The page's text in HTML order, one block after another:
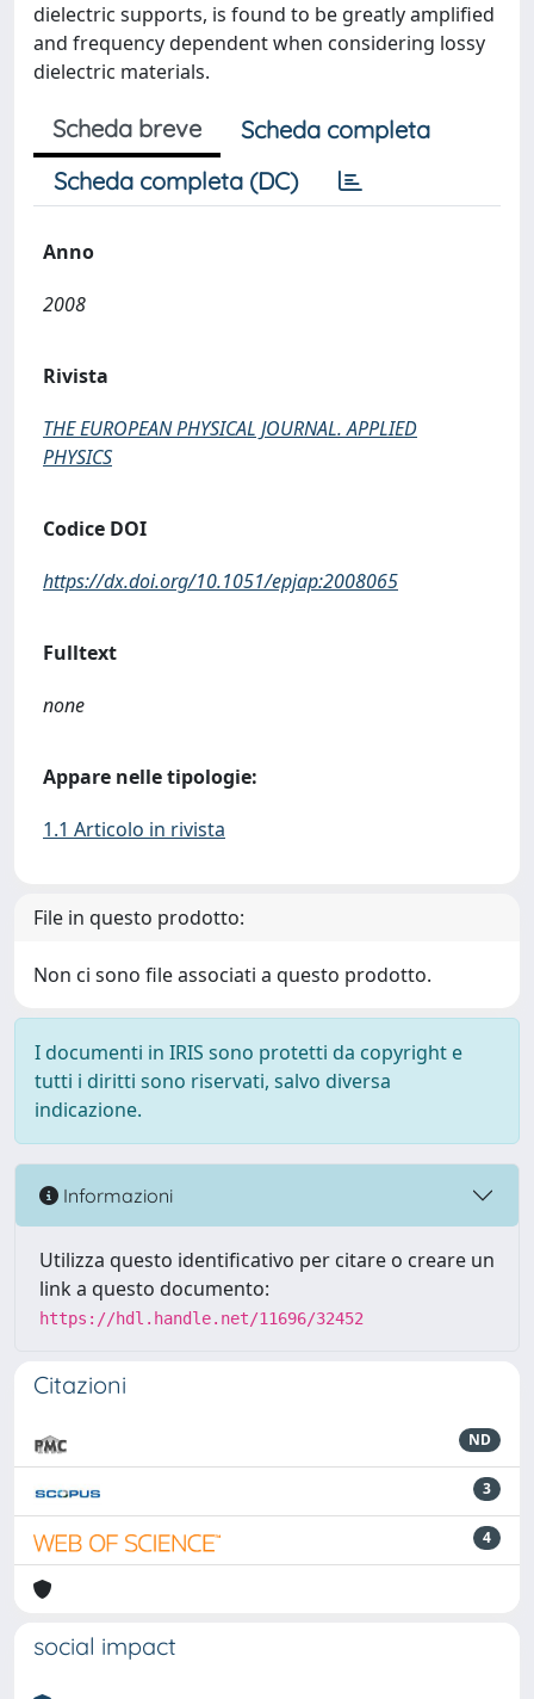
dielectric supports, is found to be greatly ampliﬁed
and frequency dependent when considering lossy
dielectric materials.
Scheda breve
Scheda completa
Scheda completa (DC)
Anno
2008
Rivista
THE EUROPEAN PHYSICAL JOURNAL. APPLIED
PHYSICS
Codice DOI
https://dx.doi.org/10.1051/epjap:2008065
Fulltext
none
Appare nelle tipologie:
1.1 Articolo in rivista
File in questo prodotto:
Non ci sono file associati a questo prodotto.
I documenti in IRIS sono protetti da copyright e
tutti i diritti sono riservati, salvo diversa
indicazione.
Informazioni
Utilizza questo identificativo per citare o creare un
link a questo documento:
https://hdl.handle.net/11696/32452
Citazioni
ND
3
4
social impact